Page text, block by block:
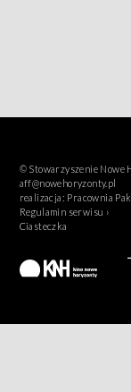
© Stowarzyszenie Nowe
aff@nowehoryzonty.pl
realizacja: Pracownia
Regulamin serwisu ›
Ciasteczka